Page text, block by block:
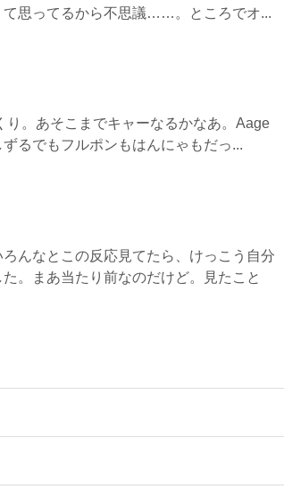
て思ってるから不思議……。ところでオ...
。あそこまでキャーなるかなあ。Aage
るでもフルポンもはんにゃもだっ...
んなとこの反応見てたら、けっこう自分
。まあ当たり前なのだけど。見たこと